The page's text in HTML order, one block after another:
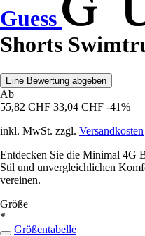
Guess
Shorts
Eine Bewertung abgeben
Ab
55,82 CHF 33,04 CHF -41%
inkl. MwSt. zzgl. Versandkosten
Entdecken Sie die Minimal 4G
Stil und unvergleichlichen
vereinen.
Größe
*
Größentabelle